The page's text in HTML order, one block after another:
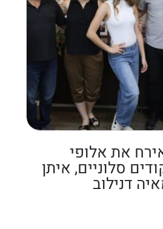
את אלופי
סלוניים, איתן
דנילוב